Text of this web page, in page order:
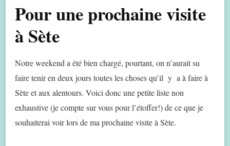
Pour une prochaine visite
à Sète
Notre weekend a été bien chargé, pourtant, on n’aurait su
faire tenir en deux jours toutes les choses qu’il y a à faire à
Sète et aux alentours. Voici donc une petite liste non
exhaustive (je compte sur vous pour l’étoffer!) de ce que je
souhaiterai voir lors de ma prochaine visite à Sète.